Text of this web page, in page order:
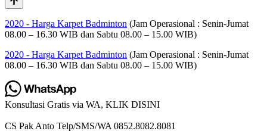
2020 - Harga Karpet Badminton (Jam Operasional : Senin-Jumat
08.00 – 16.30 WIB dan Sabtu 08.00 – 15.00 WIB)
2020 - Harga Karpet Badminton (Jam Operasional : Senin-Jumat
08.00 – 16.30 WIB dan Sabtu 08.00 – 15.00 WIB)
Konsultasi Gratis via WA, KLIK DISINI
CS Pak Anto Telp/SMS/WA 0852.8082.8081